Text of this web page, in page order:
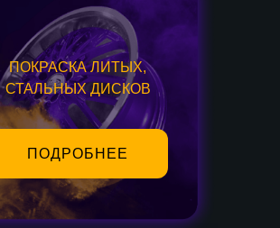
ПОКРАСКА ЛИТЫХ,
СТАЛЬНЫХ ДИСКОВ
ПОДРОБНЕЕ